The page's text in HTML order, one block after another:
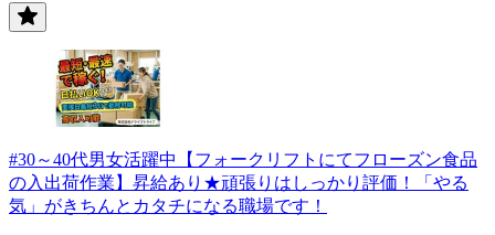
#30～40代男女活躍中【フォークリフトにてフローズン食品
の入出荷作業】昇給あり★頑張りはしっかり評価！「やる
気」がきちんとカタチになる職場です！